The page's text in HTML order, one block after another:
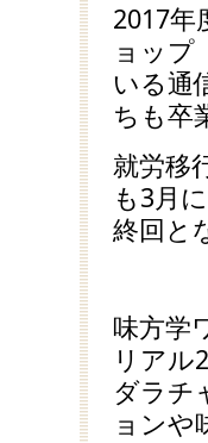
2017
ョップ
いる通
ちも卒
就労移
も3月
終回と
味方学
リアル
ダラチ
ョンや